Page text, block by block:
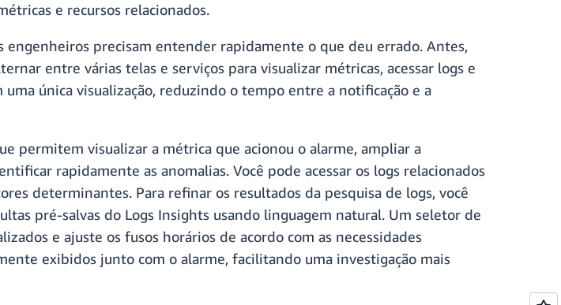
e recursos relacionados.
precisam entender rapidamente o que deu errado. Antes,
entre várias telas e serviços para visualizar métricas, acessar logs e
única visualização, reduzindo o tempo entre a notificação e a
permitem visualizar a métrica que acionou o alarme, ampliar a
rapidamente as anomalias. Você pode acessar os logs relacionados
determinantes. Para refinar os resultados da pesquisa de logs, você
pré-salvas do Logs Insights usando linguagem natural. Um seletor de
e ajuste os fusos horários de acordo com as necessidades
exibidos junto com o alarme, facilitando uma investigação mais